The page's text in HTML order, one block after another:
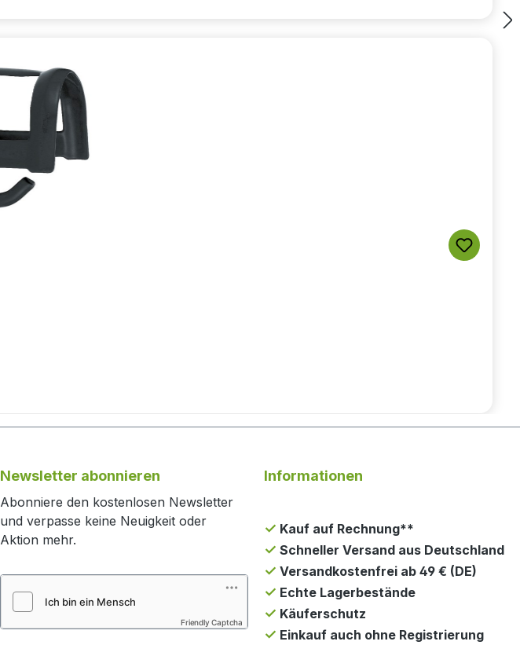
Newsletter abonnieren
Abonniere den kostenlosen Newsletter
und verpasse keine Neuigkeit oder
Aktion mehr.
Friendly Captcha
Informationen
Kauf auf Rechnung**
Schneller Versand aus Deutschland
Versandkostenfrei ab 49 € (DE)
Echte Lagerbestände
Käuferschutz
Einkauf auch ohne Registrierung